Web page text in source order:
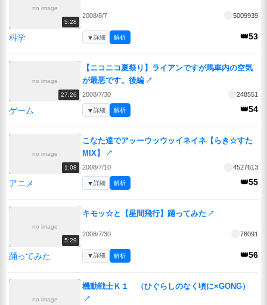
no image
5:28
2008/8/7 5009939
科学 👑53
▼詳細 解析
no image
27:26
【ニコニコ夏祭り】ライアンですが馬車内の空気
が最悪です。後編 ↗
2008/7/30 248551
ゲーム 👑54
▼詳細 解析
no image
1:08
こなた達でアッーウッウッイネイネ【らき☆すた
MIX】
↗
2008/7/10 4527613
アニメ 👑55
▼詳細 解析
no image
5:29
キモッ☆と【星間飛行】踊ってみた ↗
2008/7/30 78091
踊ってみた 👑56
▼詳細 解析
no image
機動戦士Ｋ１ （ひぐらしのなく頃に×GONG）
↗